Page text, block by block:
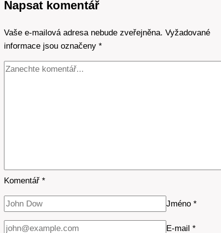
pro
účinnost.
Napsat komentář
Vaše e-mailová adresa nebude zveřejněna. Vyžadované
informace jsou označeny *
Komentář *
Jméno *
E-mail *